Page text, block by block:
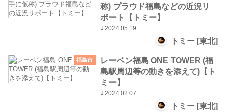
称) プラウド福島などの近況リ
ポート【トミー】
2024.05.19
トミー [東北]
福島市
レーベン福島 ONE TOWER (福
島駅周辺等の動きを添えて)【ト
ミー】
2024.02.07
トミー [東北]